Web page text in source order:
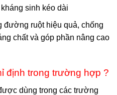
sinh kéo dài
đường ruột hiệu quả, chống
chất và góp phần nâng cao
định trong trường hợp ?
dùng trong các trường